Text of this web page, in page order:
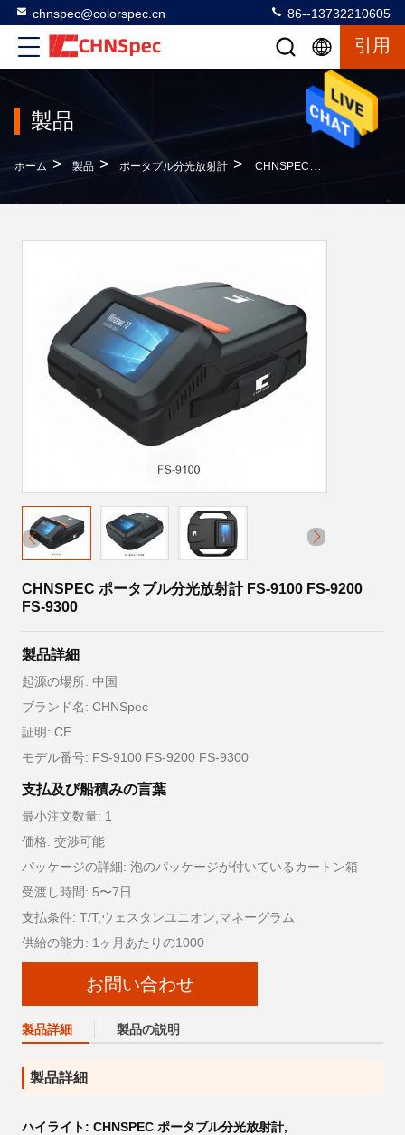
chnspec@colorspec.cn 86--13732210605
引用
製品
ホーム > 製品 > ポータブル分光放射計 > CHNSPEC ポータブル分光放射計 FS-9100 FS-9200 FS-9300
CHNSPEC ポータブル分光放射計 FS-9100 FS-9200
FS-9300
製品詳細
起源の場所: 中国
ブランド名: CHNSpec
証明: CE
モデル番号: FS-9100 FS-9200 FS-9300
支払及び船積みの言葉
最小注文数量: 1
価格: 交渉可能
パッケージの詳細: 泡のパッケージが付いているカートン箱
受渡し時間: 5〜7日
支払条件: T/T,ウェスタンユニオン,マネーグラム
供給の能力: 1ヶ月あたりの1000
お問い合わせ
製品詳細 製品の説明
製品詳細
ハイライト: CHNSPEC ポータブル分光放射計,